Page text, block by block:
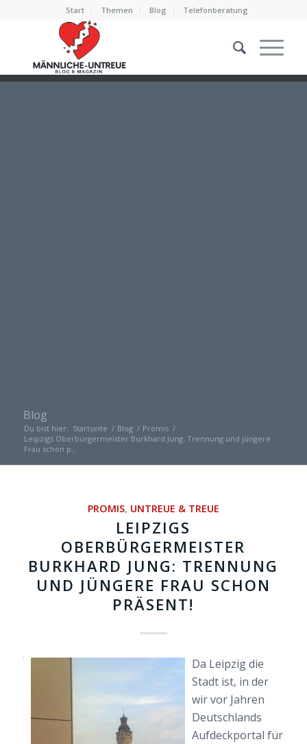
Start Themen Blog Telefonberatung
Blog
Du bist hier: Startseite / Blog / Promis /
Leipzigs Oberbürgermeister Burkhard Jung: Trennung und jüngere
Frau schon p...
PROMIS, UNTREUE & TREUE
LEIPZIGS
OBERBÜRGERMEISTER
BURKHARD JUNG: TRENNUNG
UND JÜNGERE FRAU SCHON
PRÄSENT!
Da Leipzig die
Stadt ist, in der
wir vor Jahren
Deutschlands
Aufdeckportal für